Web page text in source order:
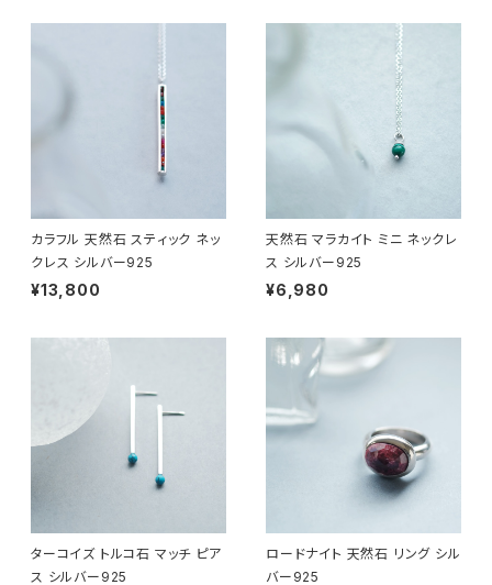
カラフル 天然石 スティック ネッ
クレス シルバー925
¥13,800
天然石 マラカイト ミニ ネックレ
ス シルバー925
¥6,980
ターコイズ トルコ石 マッチ ピア
ス シルバー925
ロードナイト 天然石 リング シル
バー925